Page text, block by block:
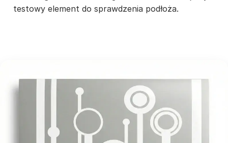
testowy element do sprawdzenia podłoża.